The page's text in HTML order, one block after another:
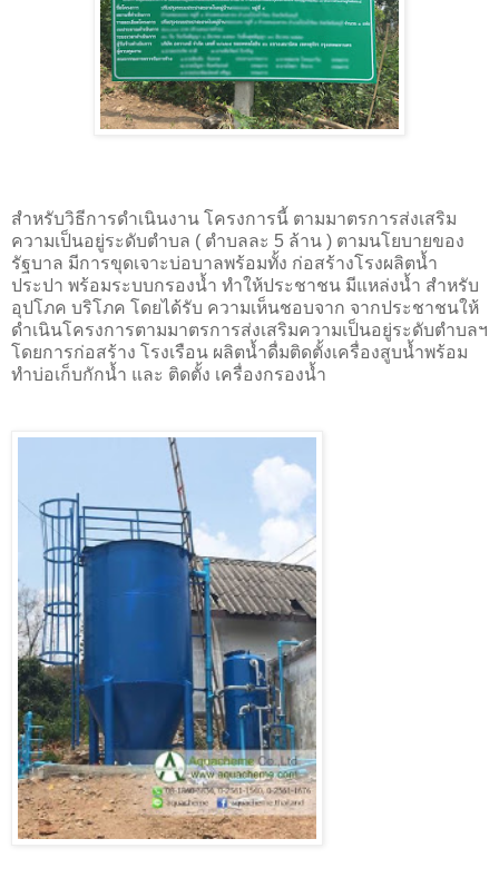
สำหรับวิธีการดำเนินงาน โครงการนี้ ตามมาตรการส่งเสริม
ความเป็นอยู่ระดับตำบล ( ตำบลละ 5 ล้าน ) ตามนโยบายของ
รัฐบาล มีการขุดเจาะบ่อบาลพร้อมทั้ง ก่อสร้างโรงผลิตน้ำ
ประปา พร้อมระบบกรองน้ำ ทำให้ประชาชน มีแหล่งน้ำ สำหรับ
อุปโภค บริโภค โดยได้รับ ความเห็นชอบจาก จากประชาชนให้
ดำเนินโครงการตามมาตรการส่งเสริมความเป็นอยู่ระดับตำบลฯ
โดยการก่อสร้าง โรงเรือน ผลิตน้ำดื่มติดตั้งเครื่องสูบน้ำพร้อม
ทำบ่อเก็บกักน้ำ และ ติดตั้ง เครื่องกรองน้ำ